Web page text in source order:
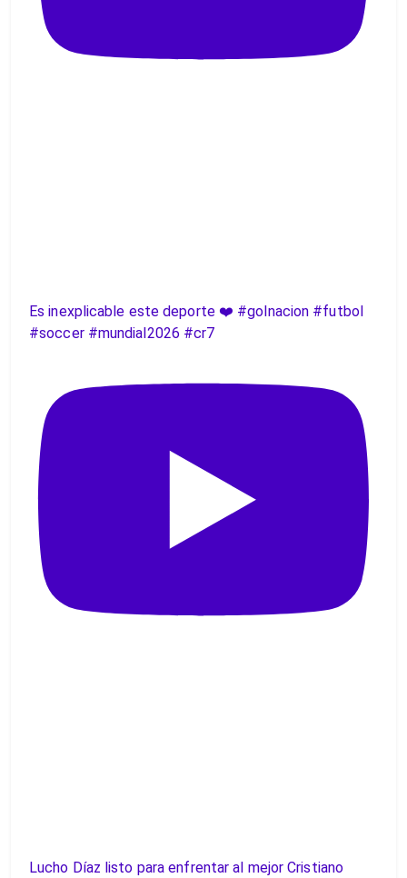
Es inexplicable este deporte ❤️ #golnacion #futbol
#soccer #mundial2026 #cr7
Lucho Díaz listo para enfrentar al mejor Cristiano